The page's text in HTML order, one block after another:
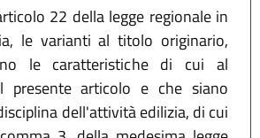
22 della legge regionale in
le varianti al titolo originario,
le caratteristiche di cui al
presente articolo e che siano
dell'attività edilizia, di cui